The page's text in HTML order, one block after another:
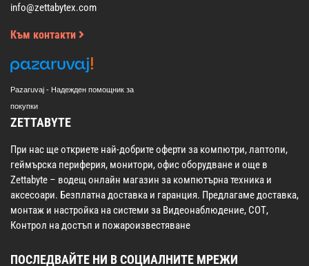
info@zettabytex.com
Към контакти
Pazaruvaj - Надежден помощник за
покупки
ZETTABYTE
При нас ще откриете най-добрите оферти за компютри, лаптопи,
геймърска периферия, монитори, офис оборудване и още в
Zettabyte – водещ онлайн магазин за компютърна техника и
аксесоари. Безплатна доставка и гаранция. Предлагаме доставка,
монтаж и настройка на системи за Видеонаблюдение, СОТ,
Контрол на достъп и пожароизвестяване
ПОСЛЕДВАЙТЕ НИ В СОЦИАЛНИТЕ МРЕЖИ